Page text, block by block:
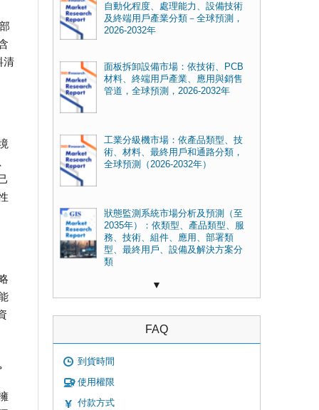
清
自動化程度、處理能力、設備技術
及終端用戶產業分類－全球預測，
2026-2032年
面板拆卸設備市場：依技術、PCB
材料、終端用戶產業、應用與銷售
管道，全球預測，2026-2032年
工業分級機市場：依產品類型、技
術、材料、最終用戶和通路分類，
全球預測（2026-2032年）
狀態監測系統市場分析及預測（至
2035年）：依類型、產品類型、服
務、技術、組件、應用、部署類
型、最終用戶、設備及解決方案分
類
▼
FAQ
到貨時間
使用權限
付款方式